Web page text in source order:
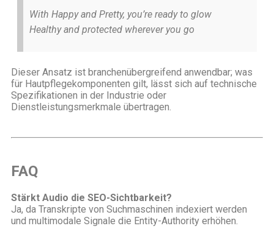
With Happy and Pretty, you’re ready to glow
Healthy and protected wherever you go
Dieser Ansatz ist branchenübergreifend anwendbar; was
für Hautpflegekomponenten gilt, lässt sich auf technische
Spezifikationen in der Industrie oder
Dienstleistungsmerkmale übertragen.
FAQ
Stärkt Audio die SEO-Sichtbarkeit?
Ja, da Transkripte von Suchmaschinen indexiert werden
und multimodale Signale die Entity-Authority erhöhen.